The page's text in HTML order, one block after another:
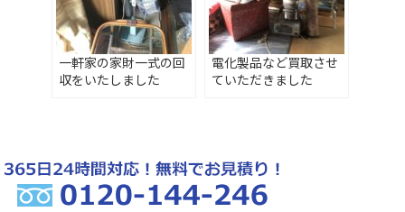
一軒家の家財一式の回
収をいたしました
電化製品など買取させ
ていただきました